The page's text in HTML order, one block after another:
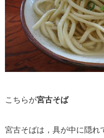
こちらが宮古そば
宮古そばは，具が中に隠れ